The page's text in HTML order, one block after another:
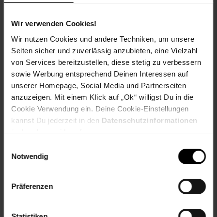
Wir verwenden Cookies!
Wir nutzen Cookies und andere Techniken, um unsere
Seiten sicher und zuverlässig anzubieten, eine Vielzahl
von Services bereitzustellen, diese stetig zu verbessern
sowie Werbung entsprechend Deinen Interessen auf
unserer Homepage, Social Media und Partnerseiten
anzuzeigen. Mit einem Klick auf „Ok“ willigst Du in die
Cookie Verwendung ein. Deine Cookie-Einstellungen
kannst Du jederzeit in den Datenschutzinformationen
ändern bzw. widerrufen.
Notwendig
Präferenzen
Gewicht: 290g
ProdSV Länderkürzel: DE
ProdSV PLZ: 71691
ProdSV Hausnummer: 2
ProdSV Ort: Freiberg am Neckar
ProdSV Straße: Kleines Wegle
Warnhinweis: Es liegen keine Warnhinweise vor
productSafety Address: Kleines Wegle 2 71691
Freiberg am Neckar, Germany
productSafety Email: info@kedahead.de
productSafety Name: KED Ahead GmbH
Artikelnummer: 2494669000